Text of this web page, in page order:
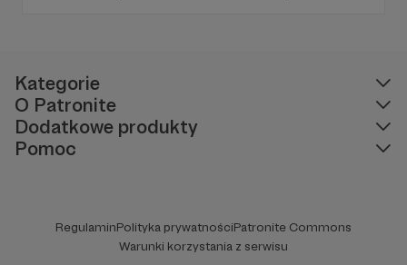
Kategorie
O Patronite
Dodatkowe produkty
Pomoc
RegulaminPolityka prywatnościPatronite Commons
Warunki korzystania z serwisu